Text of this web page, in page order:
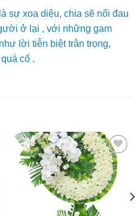
sự xoa diệu, chia sẽ nổi đau
ở lại , với những gam
như lời tiễn biệt trân trọng,
cố .
Yêu
Thich